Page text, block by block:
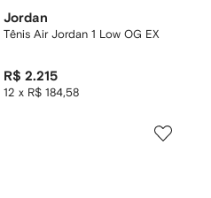
Jordan
Tênis Air Jordan 1 Low OG EX
R$ 2.215
12 x R$ 184,58